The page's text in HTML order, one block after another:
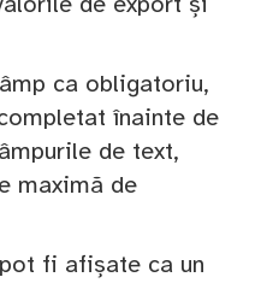
de export și
ca obligatoriu,
înainte de
de text,
maximă de
fi afișate ca un